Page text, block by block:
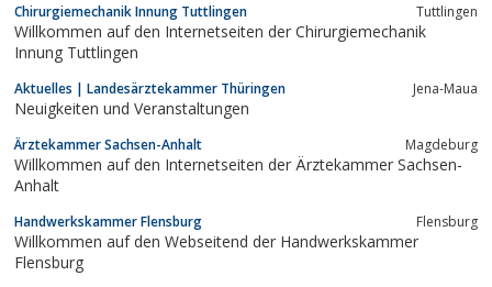
Chirurgiemechanik Innung Tuttlingen Tuttlingen
Willkommen auf den Internetseiten der Chirurgiemechanik
Innung Tuttlingen
Aktuelles | Landesärztekammer Thüringen Jena-Maua
Neuigkeiten und Veranstaltungen
Ärztekammer Sachsen-Anhalt Magdeburg
Willkommen auf den Internetseiten der Ärztekammer Sachsen-
Anhalt
Handwerkskammer Flensburg Flensburg
Willkommen auf den Webseitend der Handwerkskammer
Flensburg